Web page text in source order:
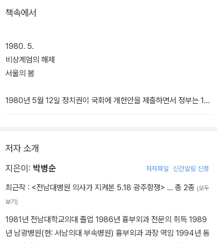
책속에서
1980. 5.
비상계엄의 해제
서울의 봄
1980년 5월 12일 정치권이 국회에 개헌안을 제출하면서 정부는 19
80년 5월 20일 임시국무회의를 열어 비상계엄의 해제를 결의하기
상계엄을 실시하였다. 그러나 7개월 이상 지속된 비상계엄으로 인한
국민들의 생활이나 경제활동, 대외신인도등 여러 문제가 있어서 국민
들 및 정부 각 처에서도 비상계엄을 해제하자는 목소라가 높아갔다.
지역에서도 특별한 시위사태 등이 없어 더 이상 비상계엄을 유지할
더 이상의 명분이 없었다.
저자 소개
지은이: 박병순 저자파일 신간알림 신청
최근작 : <전남대병원 의사가 지켜본 5.18 광주항쟁> … 총 2종 (모두
보기)
1981년 전남대학교의대 졸업 1986년 흉부외과 전문의 취득 1989
년 남광병원(현: 서남의대 부속병원) 흉부외과 과장 역임 1994년 동